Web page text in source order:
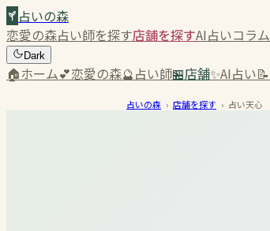
占いの森
恋愛の森占い師を探す店舗を探すAI占いコラム
Dark
🏠ホーム💕恋愛の森🔮占い師🏪店舗✨AI占い📝
占いの森 › 店舗を探す › 占い天心